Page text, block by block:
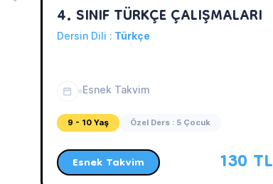
4. SINIF TÜRKÇE ÇALIŞMALARI
Dersin Dili : Türkçe
Esnek Takvim
9 - 10 Yaş Özel Ders : 5 Çocuk
Esnek Takvim 130 TL